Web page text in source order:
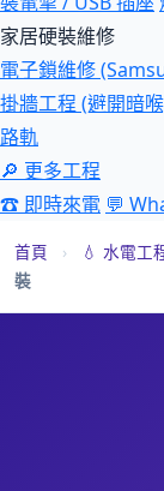
家居硬裝維修
電子鎖維修
掛牆工程 (避開暗
路軌
🔎 更多工程
☎ 即時來電 💬
首頁 › 💧 水電工
裝